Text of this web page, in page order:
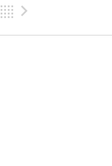
Previous Gig
Back